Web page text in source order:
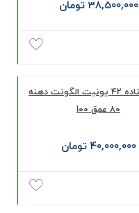
38,500,000 تومان
رک ايستاده 42 يونيت الگونت دهنه
80 عمق 100
40,000,000 تومان